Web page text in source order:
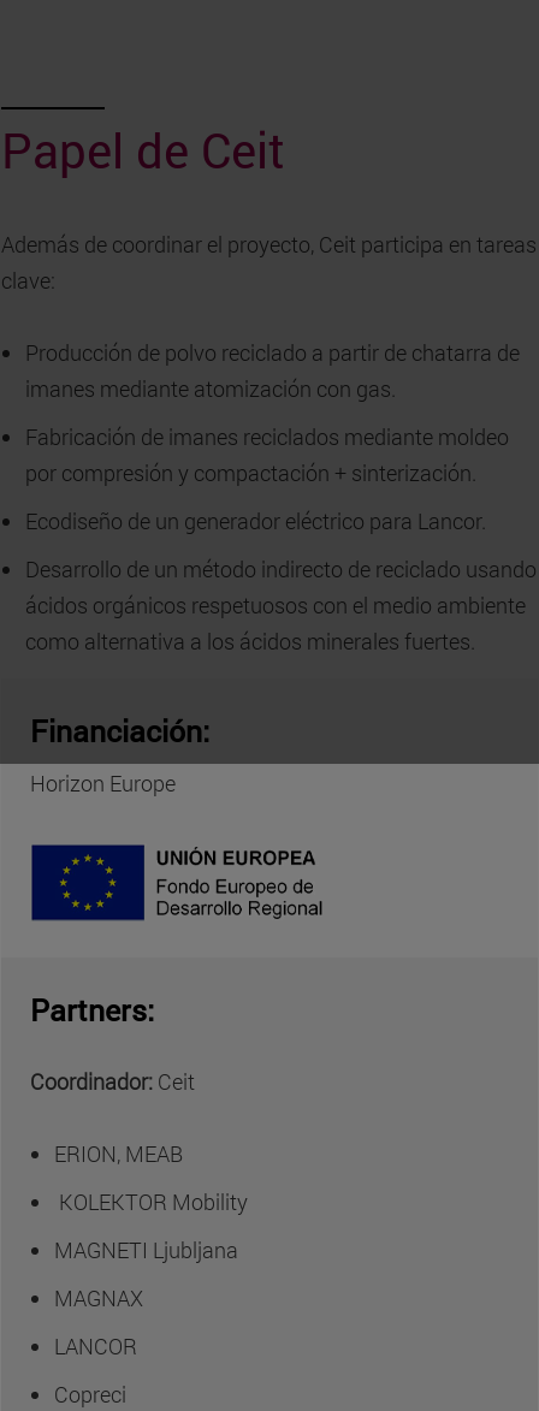
Papel de Ceit
Además de coordinar el proyecto, Ceit participa en tareas
clave:
Producción de polvo reciclado a partir de chatarra de
imanes mediante atomización con gas.
Fabricación de imanes reciclados mediante moldeo
por compresión y compactación + sinterización.
Ecodiseño de un generador eléctrico para Lancor.
Desarrollo de un método indirecto de reciclado usando
ácidos orgánicos respetuosos con el medio ambiente
como alternativa a los ácidos minerales fuertes.
Financiación:
Horizon Europe
Partners:
Coordinador: Ceit
ERION, MEAB
KOLEKTOR Mobility
MAGNETI Ljubljana
MAGNAX
LANCOR
Copreci